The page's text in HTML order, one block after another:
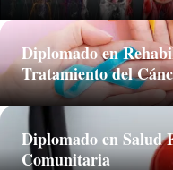
Diplomado en
Tratamiento del
Diplomado en Salud
Comunitaria